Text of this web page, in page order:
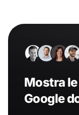
Mostra
Google